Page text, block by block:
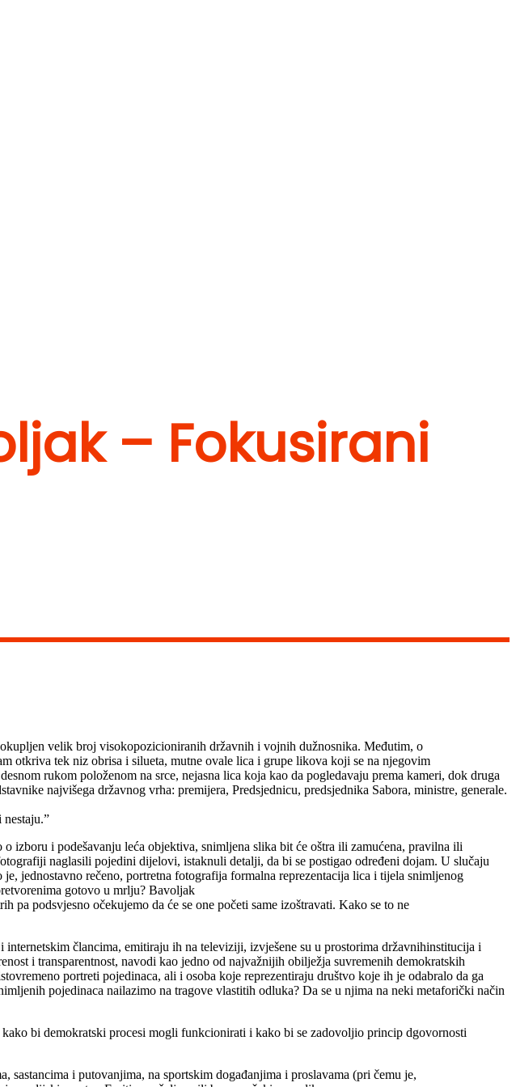
– Fokusirani
velik broj visokopozicioniranih državnih i vojnih dužnosnika. Međutim, o
otkriva tek niz obrisa i silueta, mutne ovale lica i grupe likova koji se na njegovim
rukom položenom na srce, nejasna lica koja kao da pogledavaju prema kameri, dok druga
najvišega državnog vrha: premijera, Predsjednicu, predsjednika Sabora, ministre, generale.
izboru i podešavanju leća objektiva, snimljena slika bit će oštra ili zamućena, pravilna ili
naglasili pojedini dijelovi, istaknuli detalji, da bi se postigao određeni dojam. U slučaju
jednostavno rečeno, portretna fotografija formalna reprezentacija lica i tijela snimljenog
gotovo u mrlju? Bavoljak
pa podsvjesno očekujemo da će se one početi same izoštravati. Kako se to ne
člancima, emitiraju ih na televiziji, izvješene su u prostorima državnihinstitucija i
i transparentnost, navodi kao jedno od najvažnijih obilježja suvremenih demokratskih
portreti pojedinaca, ali i osoba koje reprezentiraju društvo koje ih je odabralo da ga
pojedinaca nailazimo na tragove vlastitih odluka? Da se u njima na neki metaforički način
bi demokratski procesi mogli funkcionirati i kako bi se zadovoljio princip dgovornosti
i putovanjima, na sportskim događanjima i proslavama (pri čemu je,